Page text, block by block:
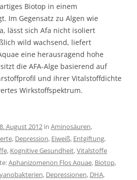
Biotop in einem
Im Gegensatz zu Algen wie
lässt sich Afa nicht isoliert
wild wachsend, liefert
eine herausragend hohe
die AFA-Alge basierend auf
und ihrer Vitalstoffdichte
Wirkstoffspektrum.
8. August 2012 in Aminosäuren,
, Depression, Eiweiß, Entgiftung,
, Kognitive Gesundheit,Vitalstoffe
Aphanizomenon Flos Aquae, Biotop,
, Depressionen, DHA,